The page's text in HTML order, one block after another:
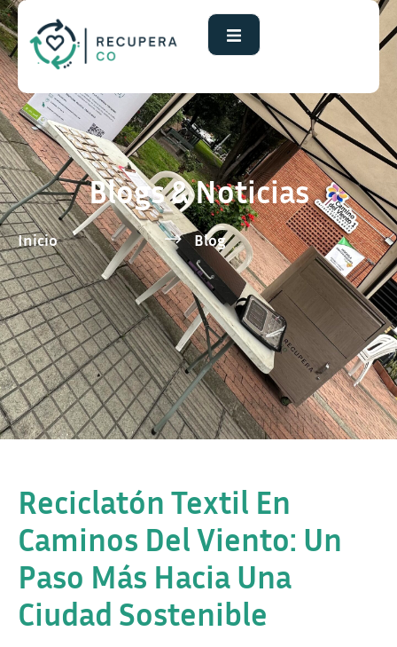
Blogs & Noticias
Inicio Blog
Reciclatón Textil En
Caminos Del Viento: Un
Paso Más Hacia Una
Ciudad Sostenible